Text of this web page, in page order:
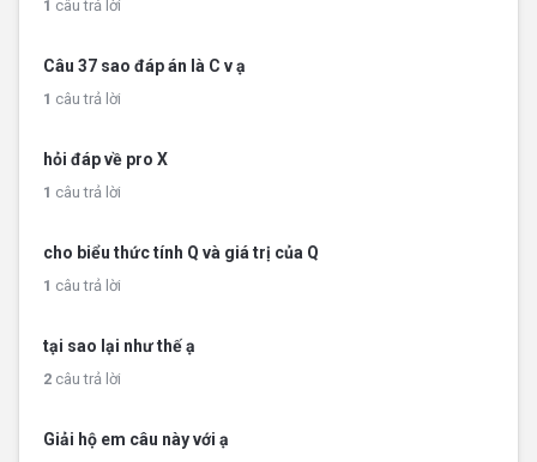
1 câu trả lời
Câu 37 sao đáp án là C v ạ
1 câu trả lời
hỏi đáp về pro X
1 câu trả lời
cho biểu thức tính Q và giá trị của Q
1 câu trả lời
tại sao lại như thế ạ
2 câu trả lời
Giải hộ em câu này với ạ